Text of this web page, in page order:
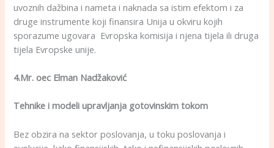
uvoznih dažbina i nameta i naknada sa istim efektom i za
druge instrumente koji finansira Unija u okviru kojih
sporazume ugovara Evropska komisija i njena tijela ili druga
tijela Evropske unije.
4.Mr. oec Elman Nadžaković
Tehnike i modeli upravljanja gotovinskim tokom
Bez obzira na sektor poslovanja, u toku poslovanja i